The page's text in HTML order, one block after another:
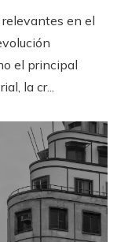
en el
el principal
la cr...